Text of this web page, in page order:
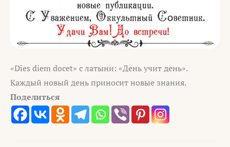
«Dies diem docet» с латыни: «День учит день».
Каждый новый день приносит новые знания.
Поделиться